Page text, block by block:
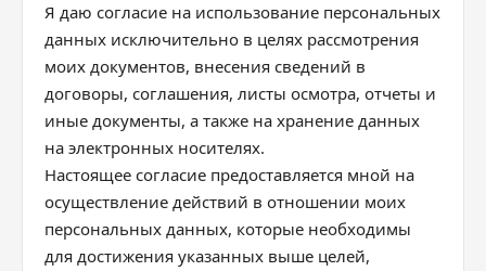
Я даю согласие на использование персональных
данных исключительно в целях рассмотрения
моих документов, внесения сведений в
договоры, соглашения, листы осмотра, отчеты и
иные документы, а также на хранение данных
на электронных носителях.
Настоящее согласие предоставляется мной на
осуществление действий в отношении моих
персональных данных, которые необходимы
для достижения указанных выше целей,